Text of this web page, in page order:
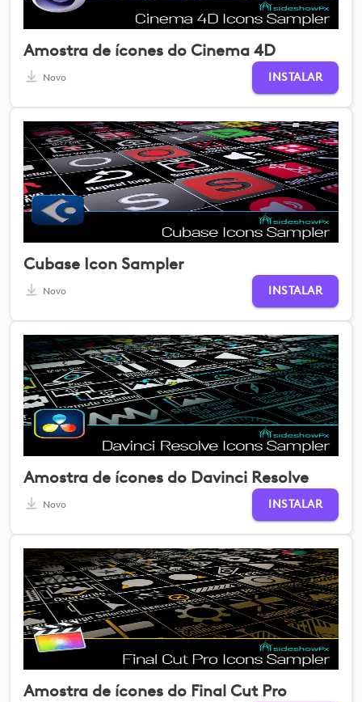
Amostra de ícones do Cinema 4D
Novo INSTALAR
Cubase Icon Sampler
Novo INSTALAR
Amostra de ícones do Davinci Resolve
Novo INSTALAR
Amostra de ícones do Final Cut Pro